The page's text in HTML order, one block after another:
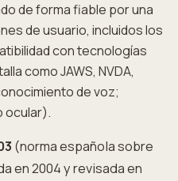
de forma fiable por una
de usuario, incluidos los
con tecnologías
como JAWS, NVDA,
de voz;
ocular).
(norma española sobre
en 2004 y revisada en